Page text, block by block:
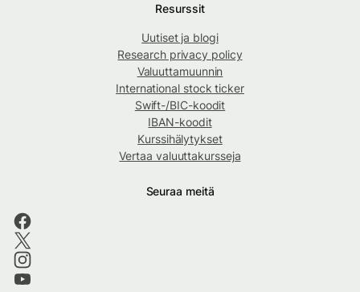
Resurssit
Uutiset ja blogi
Research privacy policy
Valuuttamuunnin
International stock ticker
Swift-/BIC-koodit
IBAN-koodit
Kurssihälytykset
Vertaa valuuttakursseja
Seuraa meitä